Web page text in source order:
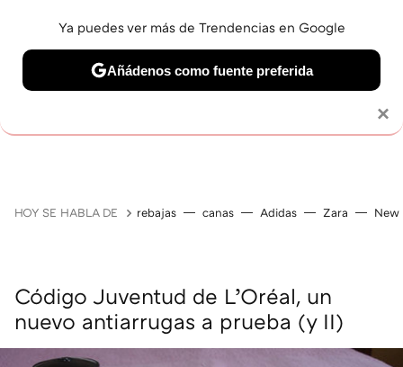
HOY SE HABLA DE rebajas canas Adidas Zara New
Código Juventud de L’Oréal, un
nuevo antiarrugas a prueba (y II)
×
Ya puedes ver más de Trendencias en Google
Añádenos como fuente preferida